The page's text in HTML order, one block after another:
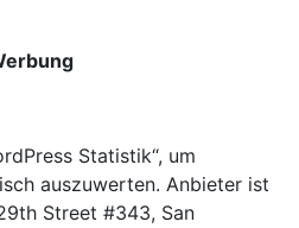
Statistik“, um
auszuwerten. Anbieter ist
Street #343, San